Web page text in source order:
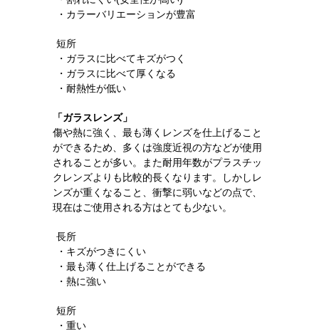
・カラーバリエーションが豊富
短所
・ガラスに比べてキズがつく
・ガラスに比べて厚くなる
・耐熱性が低い
「ガラスレンズ」
傷や熱に強く、最も薄くレンズを仕上げること
ができるため、多くは強度近視の方などが使用
されることが多い。また耐用年数がプラスチッ
クレンズよりも比較的長くなります。しかしレ
ンズが重くなること、衝撃に弱いなどの点で、
現在はご使用される方はとても少ない。
長所
・キズがつきにくい
・最も薄く仕上げることができる
・熱に強い
短所
・重い